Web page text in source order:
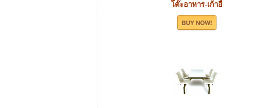
โต๊ะอาหาร-เก้าอี้